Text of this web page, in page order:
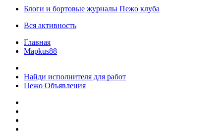
Блоги и бортовые журналы Пежо клуба
Вся активность
Главная
Mapkus88
Найди исполнителя для работ
Пежо Объявления